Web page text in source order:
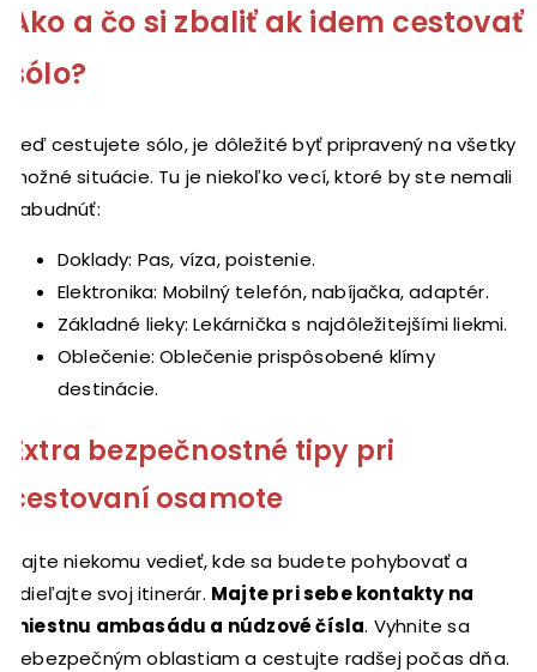
Ako a čo si zbaliť ak idem cestovať
sólo?
Keď cestujete sólo, je dôležité byť pripravený na všetky
možné situácie. Tu je niekoľko vecí, ktoré by ste nemali
zabudnúť:
Doklady: Pas, víza, poistenie.
Elektronika: Mobilný telefón, nabíjačka, adaptér.
Základné lieky: Lekárnička s najdôležitejšími liekmi.
Oblečenie: Oblečenie prispôsobené klímy
destinácie.
Extra bezpečnostné tipy pri
cestovaní osamote
Dajte niekomu vedieť, kde sa budete pohybovať a
zdieľajte svoj itinerár. Majte pri sebe kontakty na
miestnu ambasádu a núdzové čísla. Vyhnite sa
nebezpečným oblastiam a cestujte radšej počas dňa.